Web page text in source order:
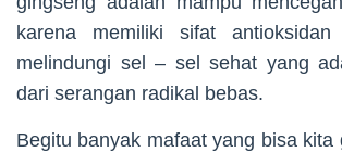
karena memiliki sifat
melindungi sel – sel sehat yang
dari serangan radikal bebas.
Begitu banyak mafaat yang bisa kita